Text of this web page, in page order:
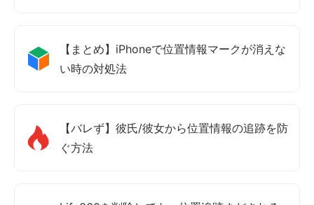
【まとめ】iPhoneで位置情報マークが消えな
い時の対処法
【バレず】彼氏/彼女から位置情報の追跡を防
ぐ方法